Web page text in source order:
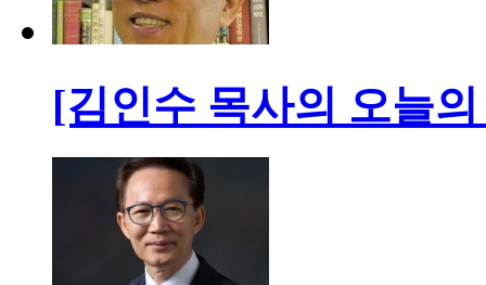
[김인수 목사의 오늘